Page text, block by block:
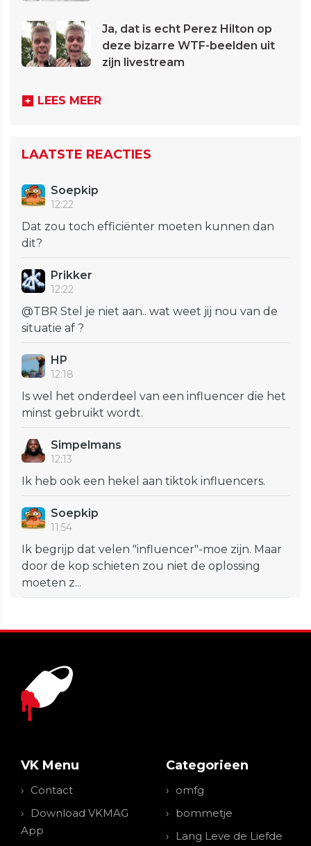
Ja, dat is echt Perez Hilton op
deze bizarre WTF-beelden uit
zijn livestream
LEES MEER
LAATSTE REACTIES
Soepkip
12:22
Dat zou toch efficiënter moeten kunnen dan
dit?
Prikker
12:22
@TBR Stel je niet aan.. wat weet jij nou van de
situatie af ?
HP
12:18
Is wel het onderdeel van een influencer die het
minst gebruikt wordt.
Simpelmans
12:13
Ik heb ook een hekel aan tiktok influencers.
Soepkip
11:54
Ik begrijp dat velen "influencer"-moe zijn. Maar
door de kop schieten zou niet de oplossing
moeten z...
VK Menu
Contact
Download VKMAG
App
Categorieen
omfg
bommetje
Lang Leve de Liefde